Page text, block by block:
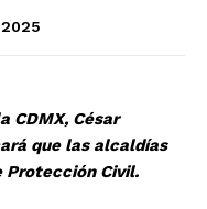
CDMX, César
que las alcaldías
Civil.